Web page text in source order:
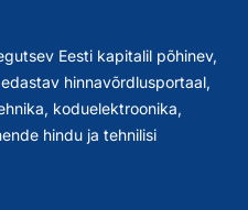
Eesti kapitalil põhinev,
hinnavõrdlusportaal,
koduelektroonika,
hindu ja tehnilisi